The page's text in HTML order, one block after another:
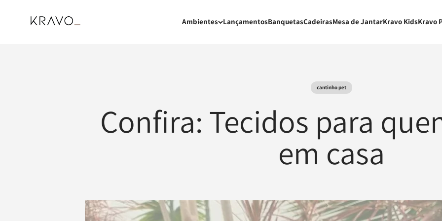
Ambientes LançamentosBanquetasCadeirasMesa de JantarKravo KidsKravo
KRAVO urban design
cantinho pet
Confira: Tecidos para
em casa